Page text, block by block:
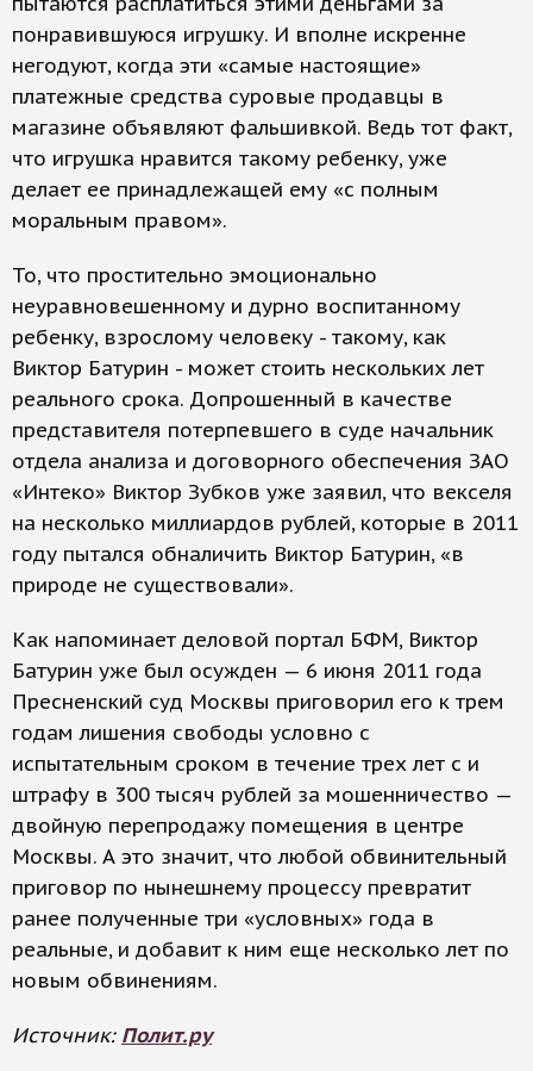
понравившуюся игрушку. И вполне искренне
негодуют, когда эти «самые настоящие»
платежные средства суровые продавцы в
магазине объявляют фальшивкой. Ведь тот факт,
что игрушка нравится такому ребенку, уже
делает ее принадлежащей ему «с полным
моральным правом».
То, что простительно эмоционально
неуравновешенному и дурно воспитанному
ребенку, взрослому человеку - такому, как
Виктор Батурин - может стоить нескольких лет
реального срока. Допрошенный в качестве
представителя потерпевшего в суде начальник
отдела анализа и договорного обеспечения ЗАО
«Интеко» Виктор Зубков уже заявил, что векселя
на несколько миллиардов рублей, которые в 2011
году пытался обналичить Виктор Батурин, «в
природе не существовали».
Как напоминает деловой портал БФМ, Виктор
Батурин уже был осужден — 6 июня 2011 года
Пресненский суд Москвы приговорил его к трем
годам лишения свободы условно с
испытательным сроком в течение трех лет с и
штрафу в 300 тысяч рублей за мошенничество —
двойную перепродажу помещения в центре
Москвы. А это значит, что любой обвинительный
приговор по нынешнему процессу превратит
ранее полученные три «условных» года в
реальные, и добавит к ним еще несколько лет по
новым обвинениям.
Источник: Полит.ру